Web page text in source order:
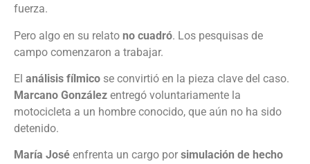
fuerza.
Pero algo en su relato no cuadró. Los pesquisas de
campo comenzaron a trabajar.
El análisis fílmico se convirtió en la pieza clave del caso.
Marcano González entregó voluntariamente la
motocicleta a un hombre conocido, que aún no ha sido
detenido.
María José enfrenta un cargo por simulación de hecho